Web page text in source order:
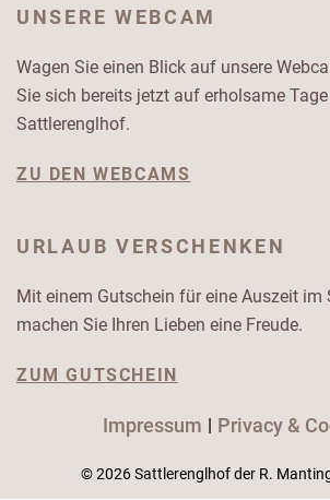
UNSERE WEBCAM
Wagen Sie einen Blick auf unsere
Sie sich bereits jetzt auf erholsame
Sattlerenglhof.
ZU DEN WEBCAMS
URLAUB VERSCHENKEN
Mit einem Gutschein für eine Auszeit im
machen Sie Ihren Lieben eine Freude.
ZUM GUTSCHEIN
Impressum Privacy &
© 2026 Sattlerenglhof der R.